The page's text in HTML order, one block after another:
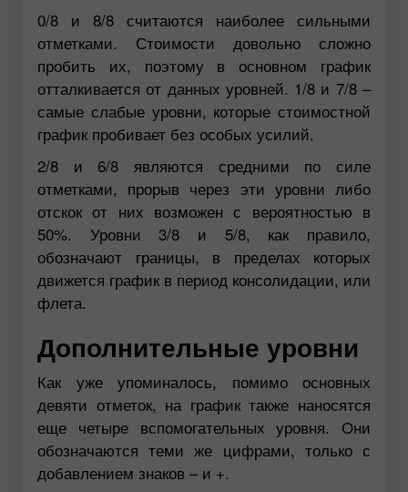
0/8 и 8/8 считаются наиболее сильными
отметками. Стоимости довольно сложно
пробить их, поэтому в основном график
отталкивается от данных уровней. 1/8 и 7/8 –
самые слабые уровни, которые стоимостной
график пробивает без особых усилий.
2/8 и 6/8 являются средними по силе
отметками, прорыв через эти уровни либо
отскок от них возможен с вероятностью в
50%. Уровни 3/8 и 5/8, как правило,
обозначают границы, в пределах которых
движется график в период консолидации, или
флета.
Дополнительные уровни
Как уже упоминалось, помимо основных
девяти отметок, на график также наносятся
еще четыре вспомогательных уровня. Они
обозначаются теми же цифрами, только с
добавлением знаков – и +.